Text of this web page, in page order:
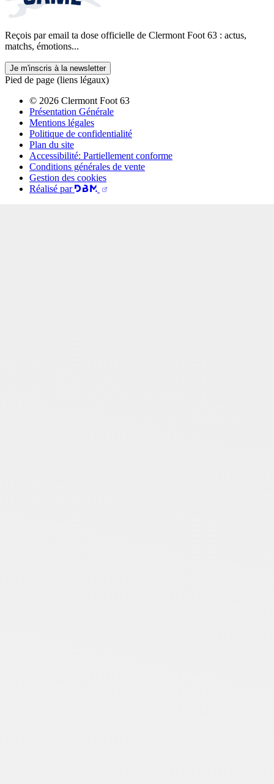
Reçois par email ta dose officielle de Clermont Foot 63 : actus,
matchs, émotions...
Je m'inscris à la newsletter
Pied de page (liens légaux)
© 2026 Clermont Foot 63
Présentation Générale
Mentions légales
Politique de confidentialité
Plan du site
Accessibilité: Partiellement conforme
Conditions générales de vente
Gestion des cookies
Réalisé par